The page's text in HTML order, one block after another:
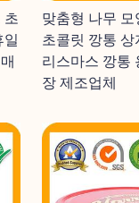
초
일
맞춤형 나무
초콜릿 깡통 상
리스마스 깡통
장 제조업체